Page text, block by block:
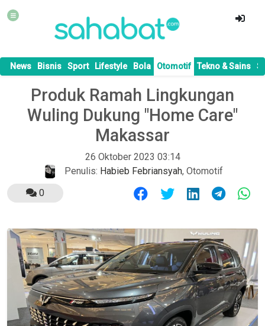
News Bisnis Sport Lifestyle Bola Otomotif Tekno & Sains
Produk Ramah Lingkungan
Wuling Dukung "Home Care"
Makassar
26 Oktober 2023 03:14
Penulis: Habieb Febriansyah, Otomotif
0